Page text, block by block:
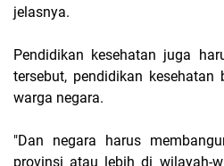
jelasnya.
Pendidikan kesehatan juga
tersebut, pendidikan kesehatan
warga negara.
"Dan negara harus
provinsi atau lebih di wilayah-